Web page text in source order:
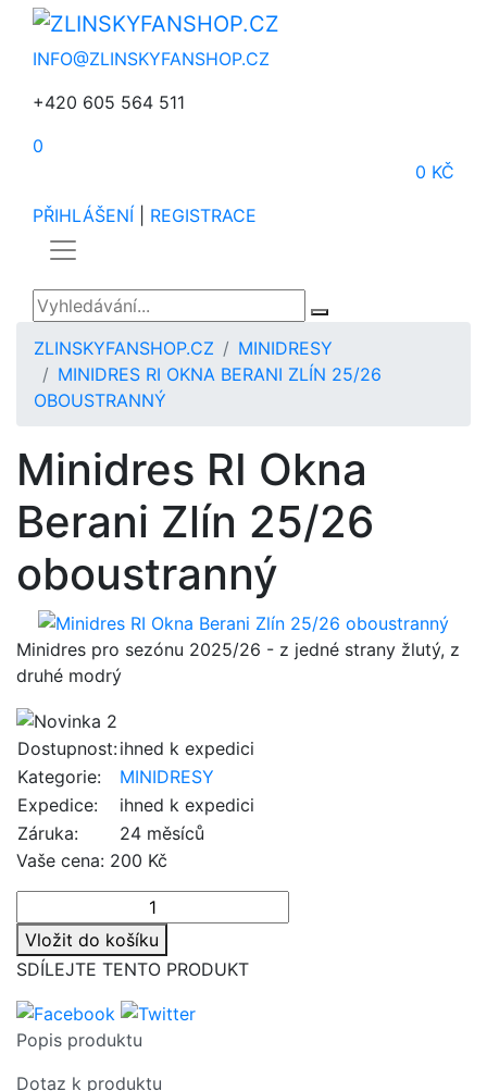
INFO@ZLINSKYFANSHOP.CZ
+420 605 564 511
0
0 KČ
PŘIHLÁŠENÍ
REGISTRACE
ZLINSKYFANSHOP.CZ
MINIDRESY
MINIDRES RI OKNA BERANI ZLÍN 25/26
OBOUSTRANNÝ
Minidres RI Okna
Berani Zlín 25/26
oboustranný
Minidres pro sezónu 2025/26 - z jedné strany žlutý, z
druhé modrý
Dostupnost:ihned k expedici
Kategorie:
MINIDRESY
Expedice:
ihned k expedici
Záruka:
24 měsíců
Vaše cena: 200 Kč
Vložit do košíku
SDÍLEJTE TENTO PRODUKT
Popis produktu
Dotaz k produktu